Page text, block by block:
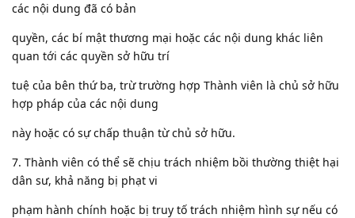
các nội dung đã có bản
quyền, các bí mật thương mại hoặc các nội dung khác liên
quan tới các quyền sở hữu trí
tuệ của bên thứ ba, trừ trường hợp Thành viên là chủ sở hữu
hợp pháp của các nội dung
này hoặc có sự chấp thuận từ chủ sở hữu.
7. Thành viên có thể sẽ chịu trách nhiệm bồi thường thiệt hại
dân sư, khả năng bị phạt vi
phạm hành chính hoặc bị truy tố trách nhiệm hình sự nếu có